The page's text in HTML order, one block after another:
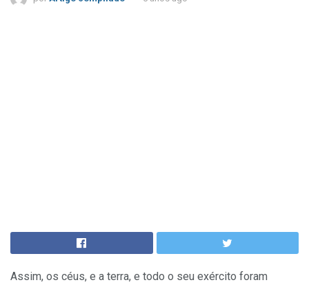
Assim, os céus, e a terra, e todo o seu exército foram